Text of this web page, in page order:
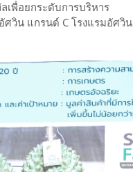
เพื่อยกระดับการบริหาร
วิน แกรนด์ C โรงแรมอัศวิน